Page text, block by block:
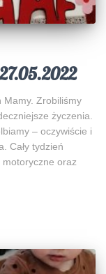
Mamy. Zrobiliśmy
życzenia.
– oczywiście i
Cały tydzień
motoryczne oraz